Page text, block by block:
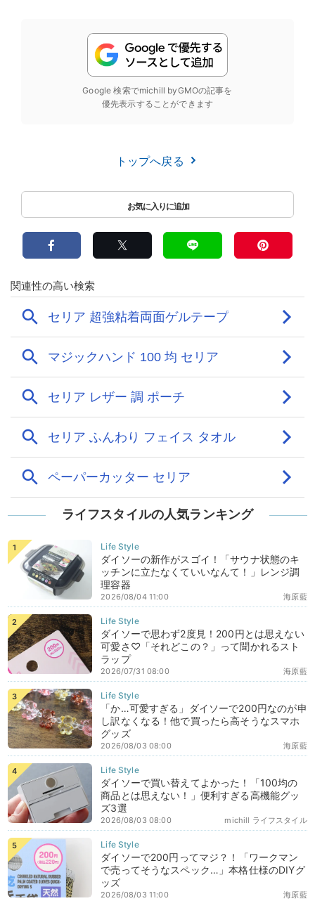
Google 検索でmichill byGMOの記事を
優先表示することができます
トップへ戻る
ライフスタイルの人気ランキング
ダイソーの新作がスゴイ！「サウナ状態のキ
ッチンに立たなくていいなんて！」レンジ調
理容器
海原藍
2026/08/04 11:00
ダイソーで思わず2度見！200円とは思えない
可愛さ♡「それどこの？」って聞かれるスト
ラップ
海原藍
2026/07/31 08:00
「か…可愛すぎる」ダイソーで200円なのが申
し訳なくなる！他で買ったら高そうなスマホ
グッズ
海原藍
2026/08/03 08:00
ダイソーで買い替えてよかった！「100均の
商品とは思えない！」便利すぎる高機能グッ
ズ3選
michill ライフスタイル
2026/08/03 08:00
ダイソーで200円ってマジ？！「ワークマン
で売ってそうなスペック…」本格仕様のDIYグ
ッズ
海原藍
2026/08/03 11:00